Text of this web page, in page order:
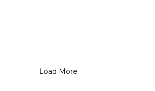
Load More